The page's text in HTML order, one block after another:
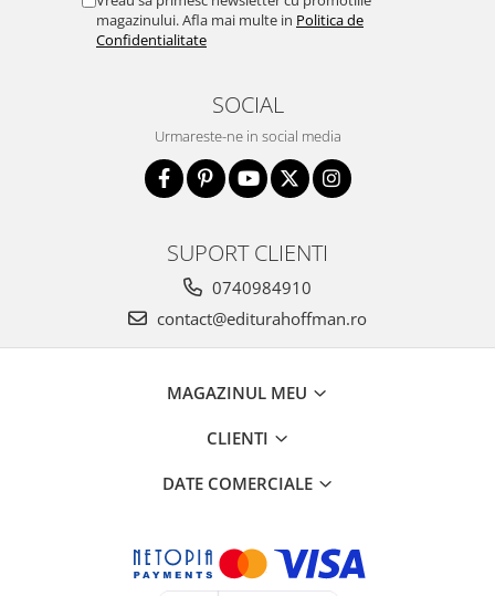
magazinului. Afla mai multe in Politica de
Confidentialitate
SOCIAL
Urmareste-ne in social media
SUPORT CLIENTI
0740984910
contact@editurahoffman.ro
MAGAZINUL MEU
CLIENTI
DATE COMERCIALE